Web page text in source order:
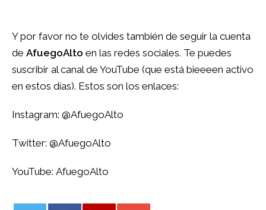
Y por favor no te olvides también de seguir la cuenta
de AfuegoAlto en las redes sociales. Te puedes
suscribir al canal de YouTube (que está bieeeen activo
en estos días). Estos son los enlaces:
Instagram: @AfuegoAlto
Twitter: @AfuegoAlto
YouTube: AfuegoAlto